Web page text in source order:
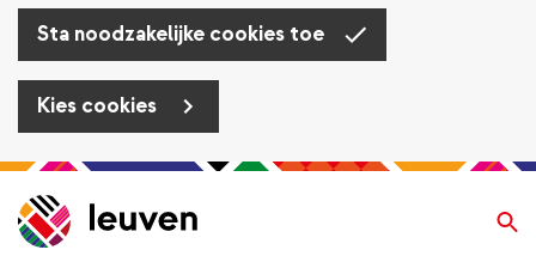
Sta noodzakelijke cookies toe
Kies cookies
Overslaan
en
naar